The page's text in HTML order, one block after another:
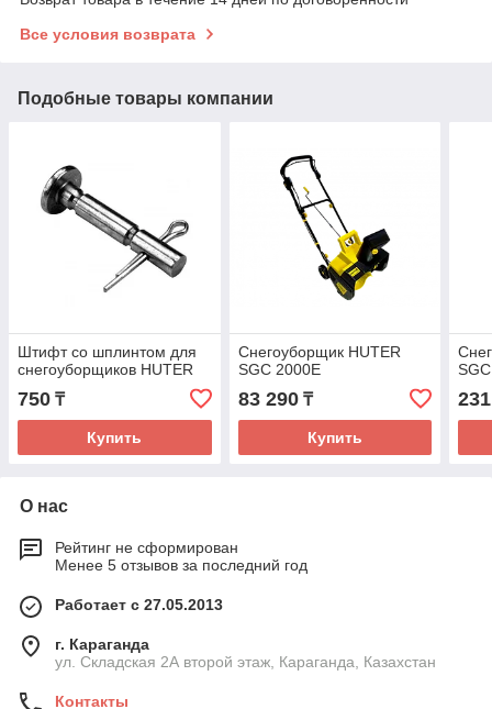
Все условия возврата
Подобные товары компании
Штифт со шплинтом для
снегоуборщиков HUTER
750 ₸
Купить
Снегоуборщик HUTER
SGC 2000E
83 290₸
Купить
О нас
Рейтинг не сформирован
Менее 5 отзывов за последний год
Работает с 27.05.2013
г. Караганда
ул. Складская 2А второй этаж, Караганда, Казахстан
Контакты